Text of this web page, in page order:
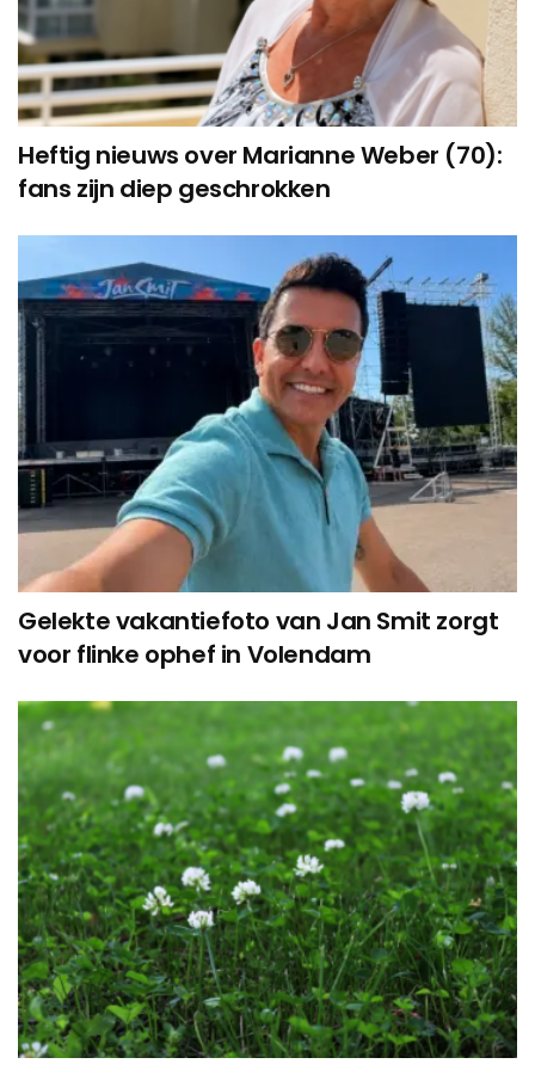
Heftig nieuws over Marianne Weber (70):
fans zijn diep geschrokken
Gelekte vakantiefoto van Jan Smit zorgt
voor flinke ophef in Volendam